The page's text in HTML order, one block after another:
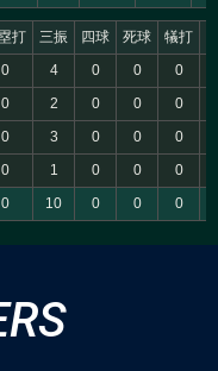
打 三振 四球 死球 犠打
0 4 0 0 0
0 2 0 0 0
0 3 0 0 0
0 1 0 0 0
0 10 0 0 0